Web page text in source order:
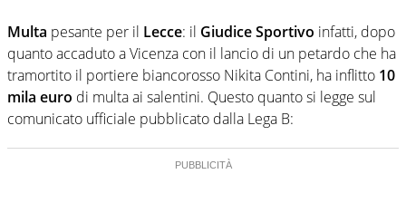
Multa pesante per il Lecce: il Giudice Sportivo infatti, dopo
quanto accaduto a Vicenza con il lancio di un petardo che ha
tramortito il portiere biancorosso Nikita Contini, ha inflitto 10
mila euro di multa ai salentini. Questo quanto si legge sul
comunicato ufficiale pubblicato dalla Lega B: